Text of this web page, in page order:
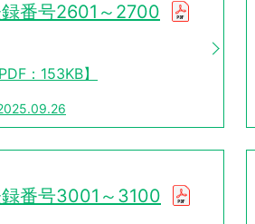
番号2601～2700
PDF：153KB】
番号3001～3100